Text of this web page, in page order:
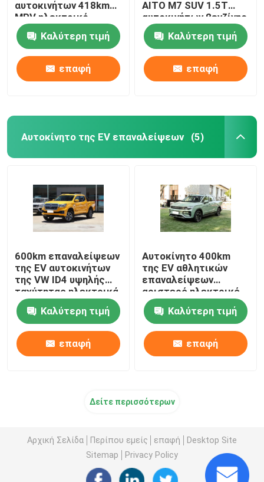
αυτοκινήτων 418km
MPV ηλεκτρικό
αυτοκίνητο πορτών
BYD D1 για την
επιχείρηση
Καλύτερη τιμή
επαφή
AITO M7 SUV 1.5T
αυτοκινήτων βενζίνης
ηλεκτρική υβριδική
Καλύτερη τιμή
επαφή
Αυτοκίνητο της EV επαναλείψεων (5)
600km επαναλείψεων
της EV αυτοκινήτων
της VW ID4 υψηλής
ταχύτητας ηλεκτρικά
οχήματα της EV
πολυτέλειας καθαρά
Καλύτερη τιμή
επαφή
Αυτοκίνητο 400km
της EV αθλητικών
επαναλείψεων
αριστερό ηλεκτρικό
όχημα ραντάρ RD6
Geely για τη μεταφορά
Καλύτερη τιμή
επαφή
Δείτε περισσότερων
Αρχική Σελίδα Περίπου εμείς επαφή
Desktop Site
Sitemap
Privacy Policy